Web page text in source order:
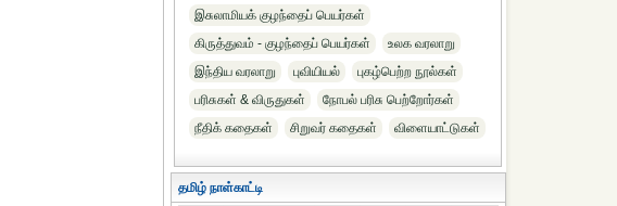
இசுலாமியக் குழந்தைப் பெயர்கள்
கிருத்துவம் - குழந்தைப் பெயர்கள்
உலக வரலாறு
இந்திய வரலாறு
புவியியல்
புகழ்பெற்ற நூல்கள்
பரிசுகள் & விருதுகள்
நோபல் பரிசு‎ பெற்றோர்‎கள்
நீதிக் கதைகள்
சிறுவர் கதைகள் விளையாட்டுகள்
தமிழ் நாள்காட்டி